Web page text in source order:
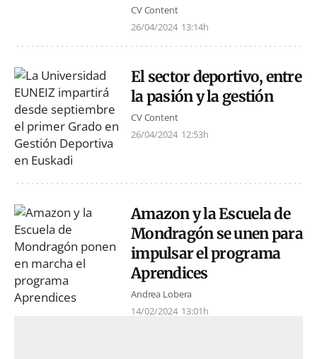
CV Content
26/04/2024 13:14h
El sector deportivo, entre
la pasión y la gestión
CV Content
26/04/2024 12:53h
Amazon y la Escuela de
Mondragón se unen para
impulsar el programa
Aprendices
Andrea Lobera
14/02/2024 13:01h